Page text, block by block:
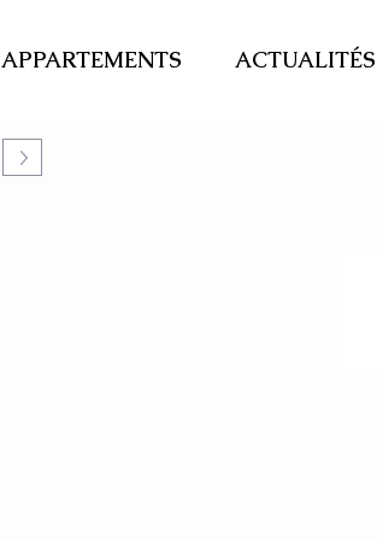
APPARTEMENTS ACTUALITÉS